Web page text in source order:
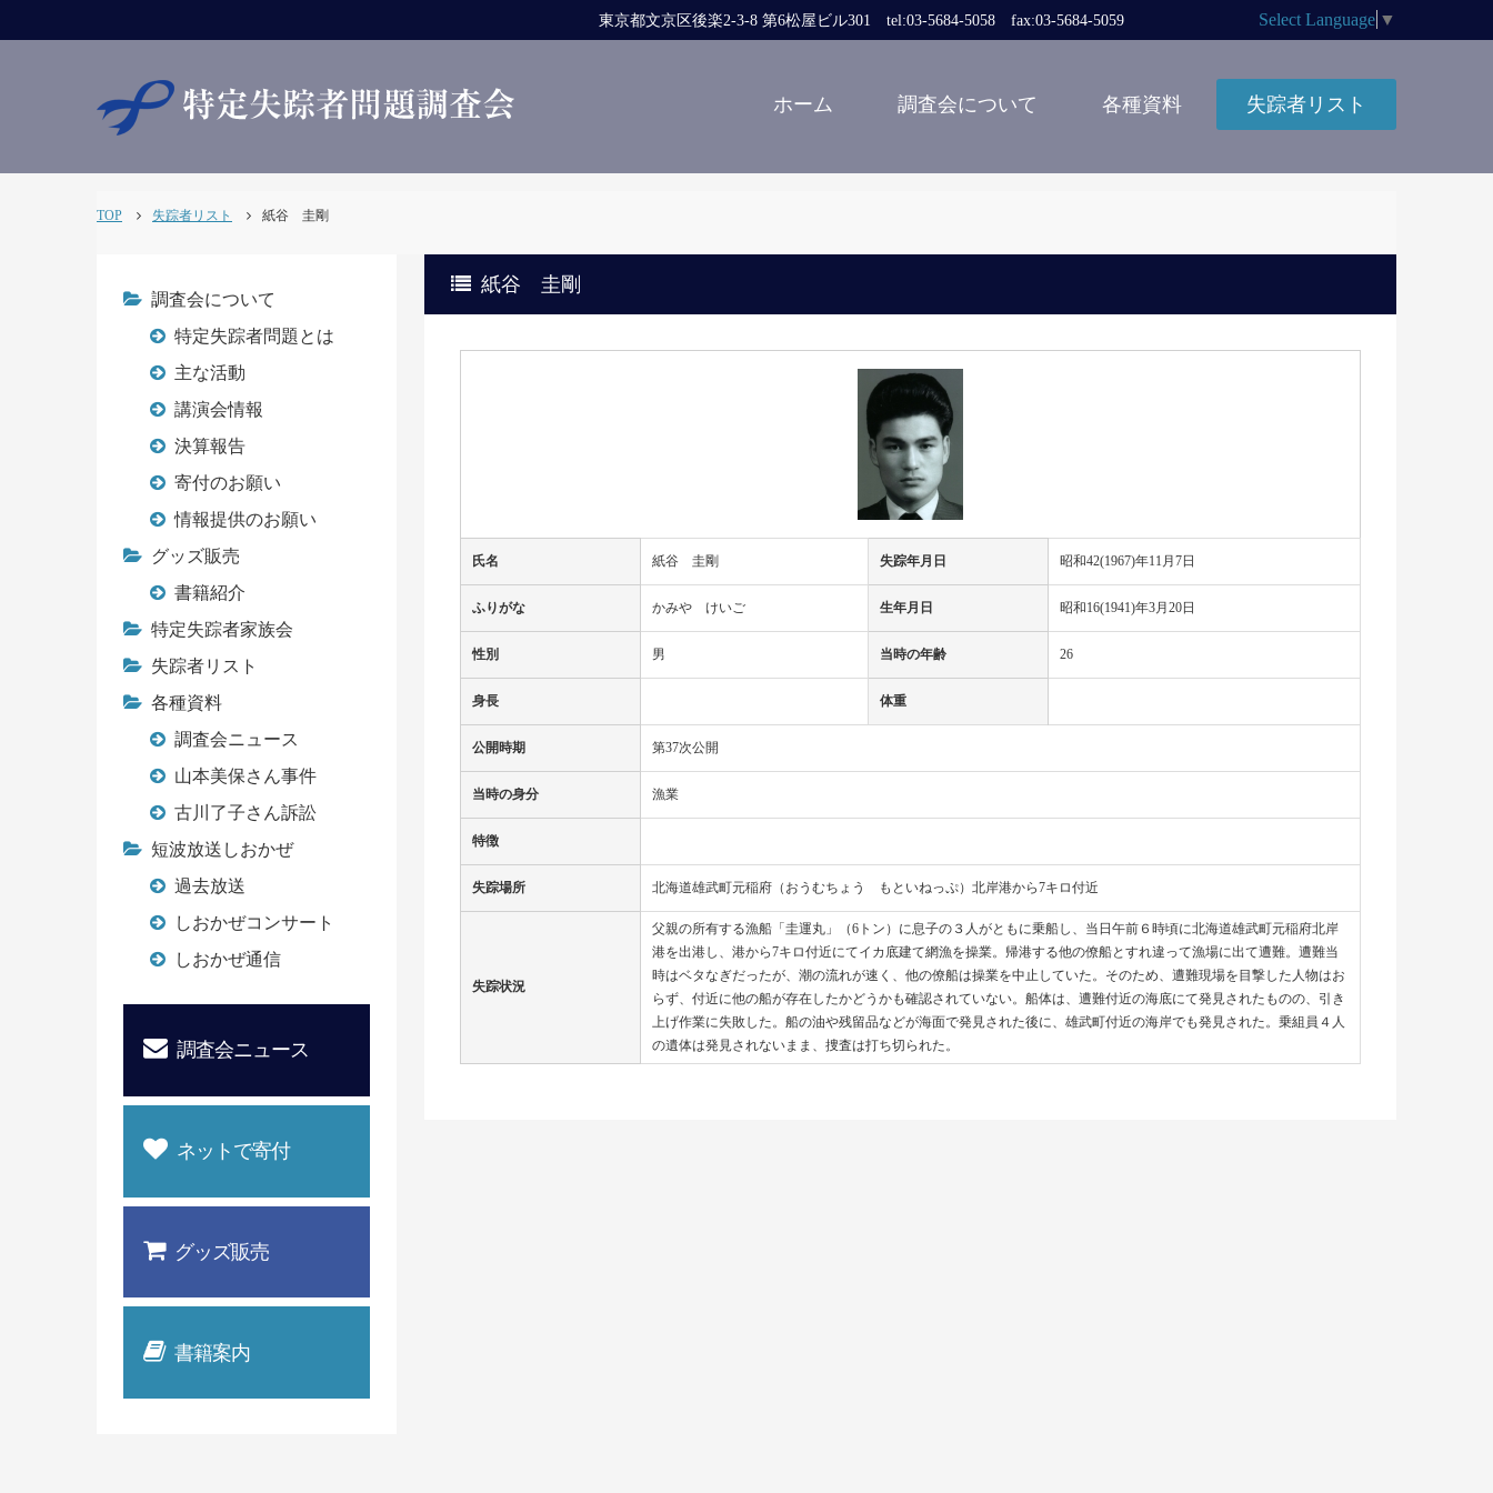
東京都文京区後楽2-3-8 第6松屋ビル301 tel:03-5684-5058 fax:03-5684-5059 Select Language ▼
ホーム 調査会について 各種資料 失踪者リスト
TOP 失踪者リスト 紙谷 圭剛
紙谷 圭剛
氏名 紙谷 圭剛 失踪年月日 昭和42(1967)年11月7日
ふりがな かみや けいご 生年月日 昭和16(1941)年3月20日
性別 男 当時の年齢 26
身長 体重
公開時期 第37次公開
当時の身分 漁業
特徴
失踪場所 北海道雄武町元稲府（おうむちょう もといねっぷ）北岸港から7キロ付近
失踪状況
父親の所有する漁船「圭運丸」（6トン）に息子の３人がともに乗船し、当日午前６時頃に北海道雄武町元稲府北岸
港を出港し、港から7キロ付近にてイカ底建て網漁を操業。帰港する他の僚船とすれ違って漁場に出て遭難。遭難当
時はベタなぎだったが、潮の流れが速く、他の僚船は操業を中止していた。そのため、遭難現場を目撃した人物はお
らず、付近に他の船が存在したかどうかも確認されていない。船体は、遭難付近の海底にて発見されたものの、引き
上げ作業に失敗した。船の油や残留品などが海面で発見された後に、雄武町付近の海岸でも発見された。乗組員４人
の遺体は発見されないまま、捜査は打ち切られた。
調査会について
特定失踪者問題とは
主な活動
講演会情報
決算報告
寄付のお願い
情報提供のお願い
グッズ販売
書籍紹介
特定失踪者家族会
失踪者リスト
各種資料
調査会ニュース
山本美保さん事件
古川了子さん訴訟
短波放送しおかぜ
過去放送
しおかぜコンサート
しおかぜ通信
調査会ニュース
ネットで寄付
グッズ販売
書籍案内